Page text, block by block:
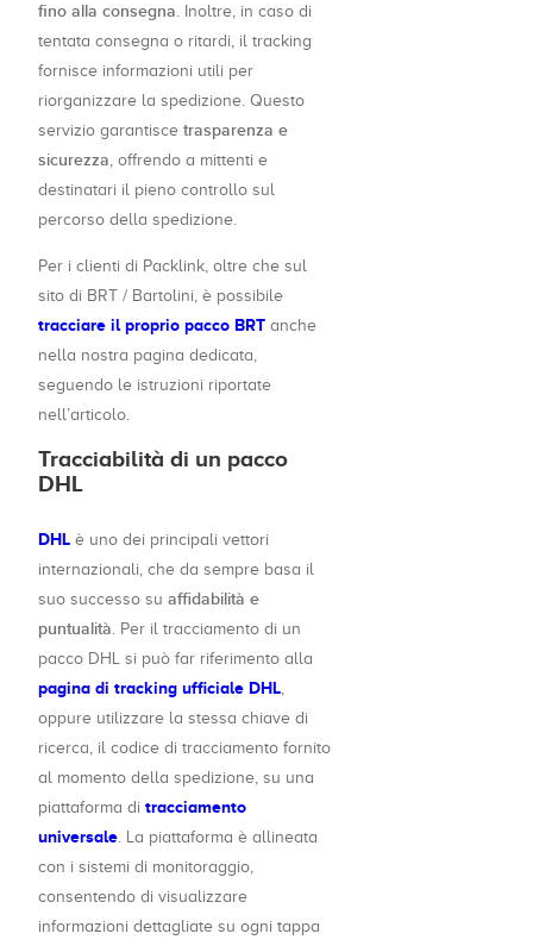
fino alla consegna. Inoltre, in caso di
tentata consegna o ritardi, il tracking
fornisce informazioni utili per
riorganizzare la spedizione. Questo
servizio garantisce trasparenza e
sicurezza, offrendo a mittenti e
destinatari il pieno controllo sul
percorso della spedizione.
Per i clienti di Packlink, oltre che sul
sito di BRT / Bartolini, è possibile
tracciare il proprio pacco BRT anche
nella nostra pagina dedicata,
seguendo le istruzioni riportate
nell’articolo.
Tracciabilità di un pacco
DHL
DHL è uno dei principali vettori
internazionali, che da sempre basa il
suo successo su affidabilità e
puntualità. Per il tracciamento di un
pacco DHL si può far riferimento alla
pagina di tracking ufficiale DHL,
oppure utilizzare la stessa chiave di
ricerca, il codice di tracciamento fornito
al momento della spedizione, su una
piattaforma di tracciamento
universale. La piattaforma è allineata
con i sistemi di monitoraggio,
consentendo di visualizzare
informazioni dettagliate su ogni tappa